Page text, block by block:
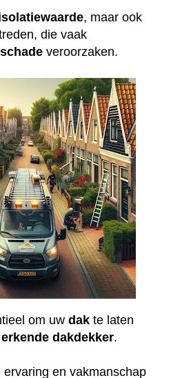
, maar ook
die vaak
veroorzaken.
om uw dak te laten
erkende dakdekker.
en vakmanschap